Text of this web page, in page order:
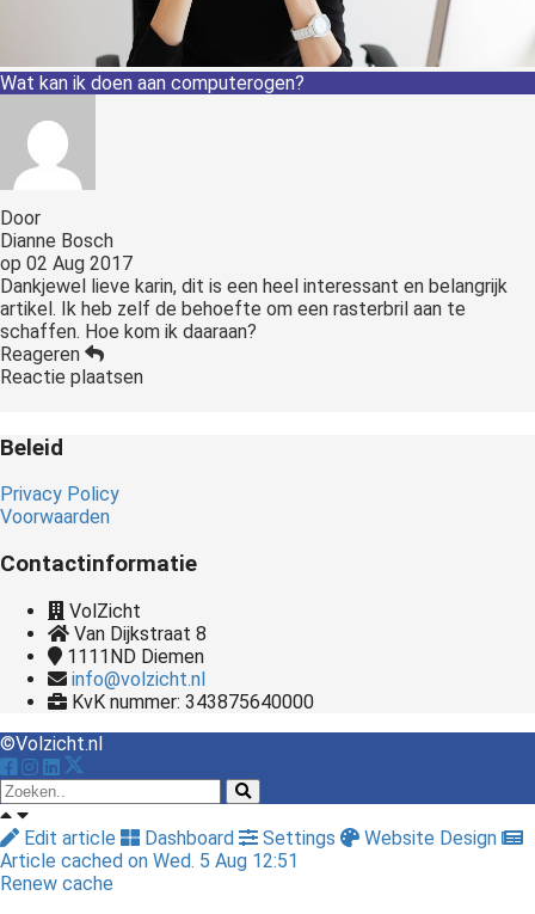
Wat kan ik doen aan computerogen?
Door
Dianne Bosch
op 02 Aug 2017
Dankjewel lieve karin, dit is een heel interessant en belangrijk
artikel. Ik heb zelf de behoefte om een rasterbril aan te
schaffen. Hoe kom ik daaraan?
Reageren
Reactie plaatsen
Beleid
Privacy Policy
Voorwaarden
Contactinformatie
VolZicht
Van Dijkstraat 8
1111ND Diemen
info@volzicht.nl
KvK nummer: 343875640000
©Volzicht.nl
Edit article Dashboard Settings
Website Design
Article cached on Wed. 5 Aug 12:51
Renew cache